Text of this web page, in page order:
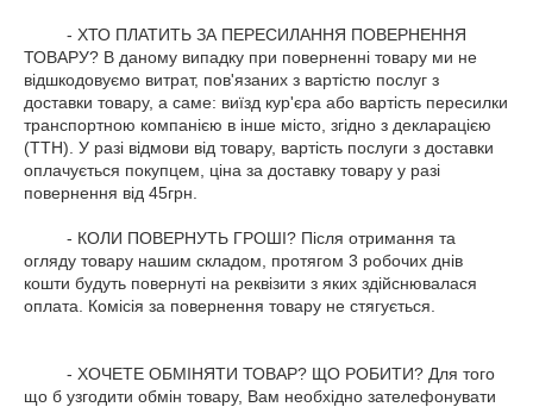
ТОВАРУ? В даному випадку при поверненні товару ми не
відшкодовуємо витрат, пов'язаних з вартістю послуг з
доставки товару, а саме: виїзд кур'єра або вартість пересилки
транспортною компанією в інше місто, згідно з декларацією
(ТТН). У разі відмови від товару, вартість послуги з доставки
оплачується покупцем, ціна за доставку товару у разі
повернення від 45грн.
огляду товару нашим складом, протягом 3 робочих днів
кошти будуть повернуті на реквізити з яких здійснювалася
оплата. Комісія за повернення товару не стягується.
що б узгодити обмін товару, Вам необхідно зателефонувати